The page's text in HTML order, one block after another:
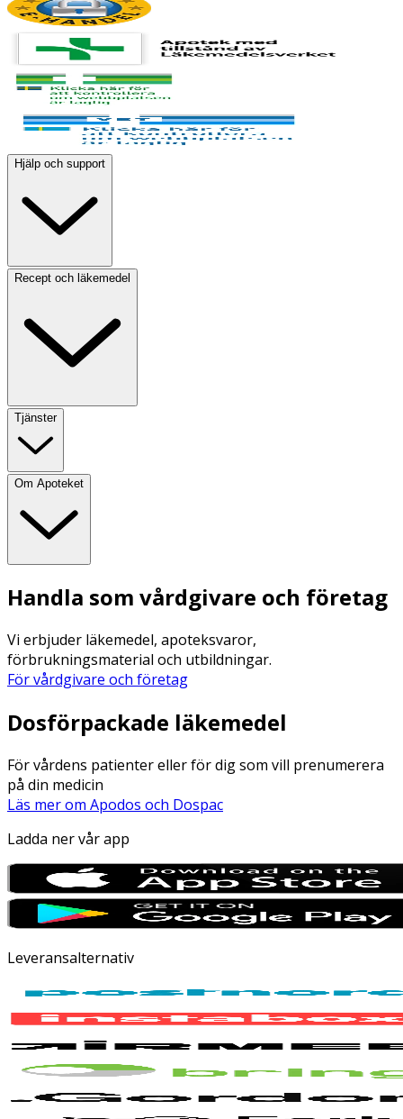
Hjälp och support
Recept och läkemedel
Tjänster
Om Apoteket
Handla som vårdgivare och företag
Vi erbjuder läkemedel, apoteksvaror,
förbrukningsmaterial och utbildningar.
För vårdgivare och företag
Dosförpackade läkemedel
För vårdens patienter eller för dig som vill prenumerera
på din medicin
Läs mer om Apodos och Dospac
Ladda ner vår app
Leveransalternativ